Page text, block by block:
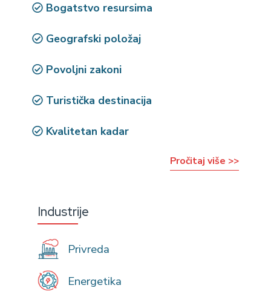
Bogatstvo resursima
Geografski položaj
Povoljni zakoni
Turistička destinacija
Kvalitetan kadar
Pročitaj više >>
Industrije
Privreda
Energetika